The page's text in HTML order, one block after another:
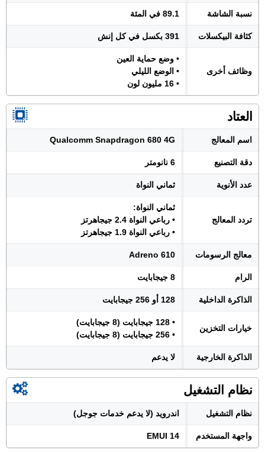
نسبة الشاشة 89.1 في المئة
كثافة البيكسلات 391 بكسل في كل إنش
وظائف أخرى
• وضع حماية العين
• الوضع الليلي
• 16 مليون لون
العتاد
اسم المعالج Qualcomm Snapdragon 680 4G
دقة التصنيع 6 نانومتر
عدد الأنوية ثماني النواة
تردد المعالج
ثماني النواة:
• رباعي النواة 2.4 جيجاهرتز
• رباعي النواة 1.9 جيجاهرتز
معالج الرسومات Adreno 610
الرام 8 جيجابايت
الذاكرة الداخلية 128 أو 256 جيجابايت
خيارات التخزين
• 128 جيجابايت (8 جيجابايت)
• 256 جيجابايت (8 جيجابايت)
الذاكرة الخارجية لا يدعم
نظام التشغيل
نظام التشغيل اندرويد (لا يدعم خدمات جوجل)
واجهة المستخدم EMUI 14